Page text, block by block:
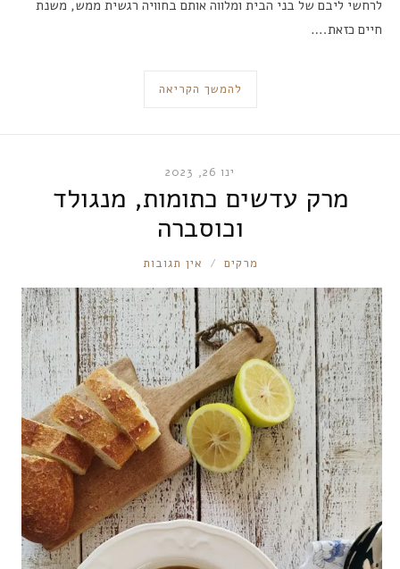
לרחשי ליבם של בני הבית ומלווה אותם בחוויה רגשית ממש, משנת
חיים כזאת.…
להמשך הקריאה
ינו 26, 2023
מרק עדשים כתומות, מנגולד
וכוסברה
RONNIE
מרקים אין תגובות